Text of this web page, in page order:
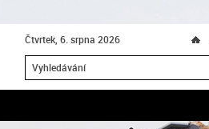
Čtvrtek, 6. srpna 2026 Ú